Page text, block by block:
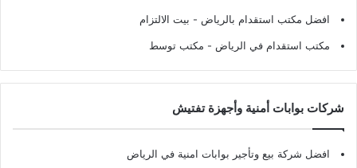
افضل مكتب استقدام بالرياض - بيت الالتزام
مكتب استقدام في الرياض - مكتب توسط
شركات بوابات أمنية وأجهزة تفتيش
افضل شركة بيع وتأجير بوابات امنية في الرياض